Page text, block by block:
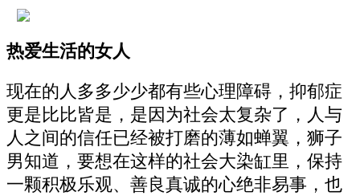
热爱生活的女人
现在的人多多少少都有些心理障碍，抑郁症
更是比比皆是，是因为社会太复杂了，人与
人之间的信任已经被打磨的薄如蝉翼，狮子
男知道，要想在这样的社会大染缸里，保持
一颗积极乐观、善良真诚的心绝非易事，也